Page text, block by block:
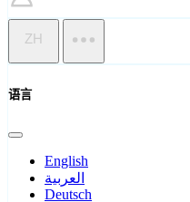
ZH
语言
English
العربية
Deutsch